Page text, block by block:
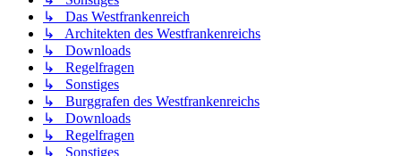
↳ Das Westfrankenreich
↳ Architekten des Westfrankenreichs
↳ Downloads
↳ Regelfragen
↳ Sonstiges
↳ Burggrafen des Westfrankenreichs
↳ Downloads
↳ Regelfragen
↳ Sonstiges